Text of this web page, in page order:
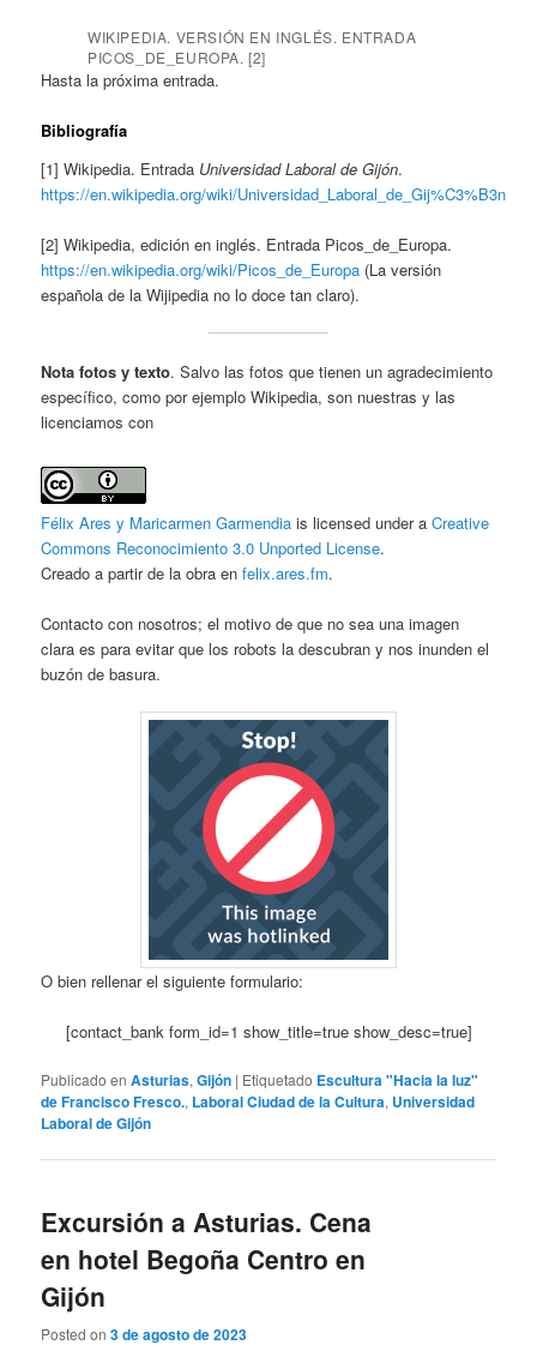
WIKIPEDIA. VERSIÓN EN INGLÉS. ENTRADA
PICOS_DE_EUROPA. [2]
Hasta la próxima entrada.
Bibliografía
[1] Wikipedia. Entrada Universidad Laboral de Gijón.
https://en.wikipedia.org/wiki/Universidad_Laboral_de_Gij%C3%B3n
[2] Wikipedia, edición en inglés. Entrada Picos_de_Europa.
https://en.wikipedia.org/wiki/Picos_de_Europa (La versión
española de la Wijipedia no lo doce tan claro).
Nota fotos y texto. Salvo las fotos que tienen un agradecimiento
específico, como por ejemplo Wikipedia, son nuestras y las
licenciamos con
Félix Ares y Maricarmen Garmendia is licensed under aCreative
Commons Reconocimiento 3.0 Unported License.
Creado a partir de la obra enfelix.ares.fm.
Contacto con nosotros; el motivo de que no sea una imagen
clara es para evitar que los robots la descubran y nos inunden el
buzón de basura.
O bien rellenar el siguiente formulario:
[contact_bank form_id=1 show_title=true show_desc=true]
Publicado en Asturias,Gijón | Etiquetado Escultura "Hacia la luz"
de Francisco Fresco., Laboral Ciudad de la Cultura, Universidad
Laboral de Gijón
Excursión a Asturias. Cena
en hotel Begoña Centro en
Gijón
Posted on3 de agosto de 2023